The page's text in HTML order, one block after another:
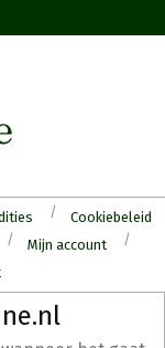
Cookiebeleid
Mijn account